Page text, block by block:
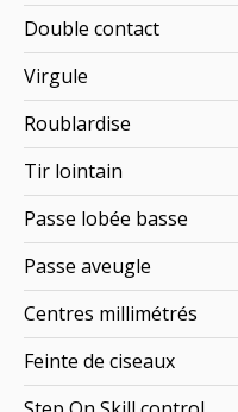
Double contact
Virgule
Roublardise
Tir lointain
Passe lobée basse
Passe aveugle
Centres millimétrés
Feinte de ciseaux